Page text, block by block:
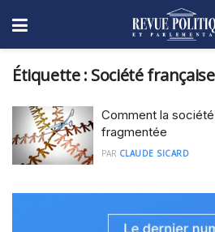
Étiquette : Société française
Comment la
fragmentée
PAR CLAUDE SICARD